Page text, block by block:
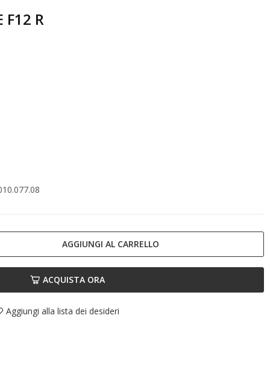
F12 R
AGGIUNGI AL CARRELLO
ACQUISTA ORA
Aggiungi alla lista dei desideri